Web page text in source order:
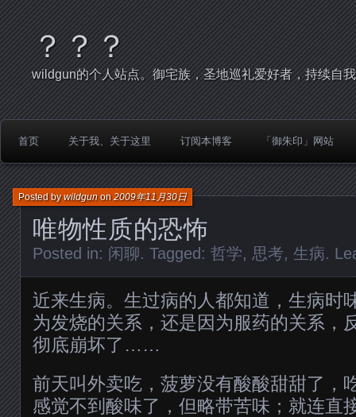
？？？
wildgun的个人站点。御宅族，圣地巡礼爱好者，持续自
首页 关于我、关于这里 订阅本博客 「御朱印」网站
唯物性质的恐怖
Posted bywildgunon2009年11月30日
Posted in: 闲聊. Tagged: 哲学, 思考, 生病.
近来生病。生过病的人都知道，生病时
为发烧的关系，还是因为服药的关系，
彻底崩坏了……
前天叫外卖吃，菠萝没有酸酸甜甜了，
感觉不到酸味了，但略带苦味；就连直